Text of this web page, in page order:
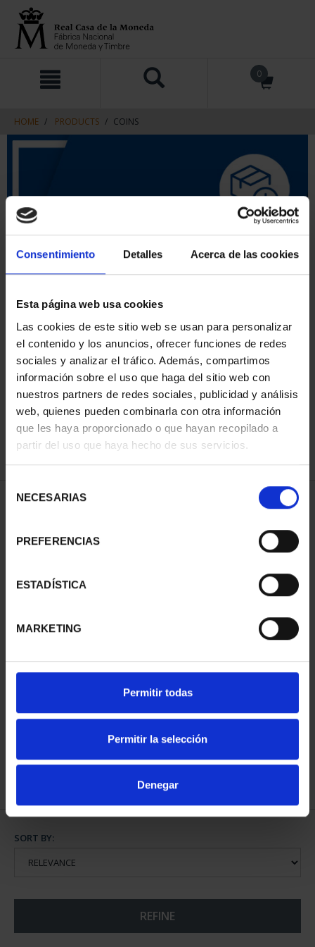
Consentimiento Detalles Acerca de las cookies
Esta página web usa cookies
Las cookies de este sitio web se usan para personalizar
el contenido y los anuncios, ofrecer funciones de redes
sociales y analizar el tráfico. Además, compartimos
información sobre el uso que haga del sitio web con
nuestros partners de redes sociales, publicidad y análisis
web, quienes pueden combinarla con otra información
que les haya proporcionado o que hayan recopilado a
partir del uso que haya hecho de sus servicios.
NECESARIAS
PREFERENCIAS
ESTADÍSTICA
MARKETING
Permitir todas
Permitir la selección
Denegar
navigation
0
HOME PRODUCTS COINS
SORT BY:
REFINE
2 Products found
13TH IBEROAMERICAN
€73.00 €595.00
SORT BY:
REFINE